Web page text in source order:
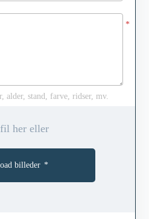
alder, stand, farve, ridser, mv.
billeder *
her eller